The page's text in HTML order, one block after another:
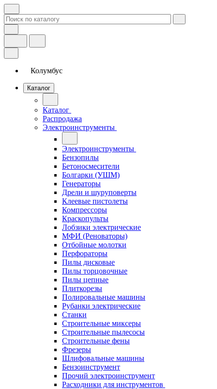
Колумбус
Каталог
Каталог
Распродажа
Электроинструменты
Электроинструменты
Бензопилы
Бетоносмесители
Болгарки (УШМ)
Генераторы
Дрели и шуруповерты
Клеевые пистолеты
Компрессоры
Краскопульты
Лобзики электрические
МФИ (Реноваторы)
Отбойные молотки
Перфораторы
Пилы дисковые
Пилы торцовочные
Пилы цепные
Плиткорезы
Полировальные машины
Рубанки электрические
Станки
Строительные миксеры
Строительные пылесосы
Строительные фены
Фрезеры
Шлифовальные машины
Бензоинструмент
Прочий электроинструмент
Расходники для инструментов